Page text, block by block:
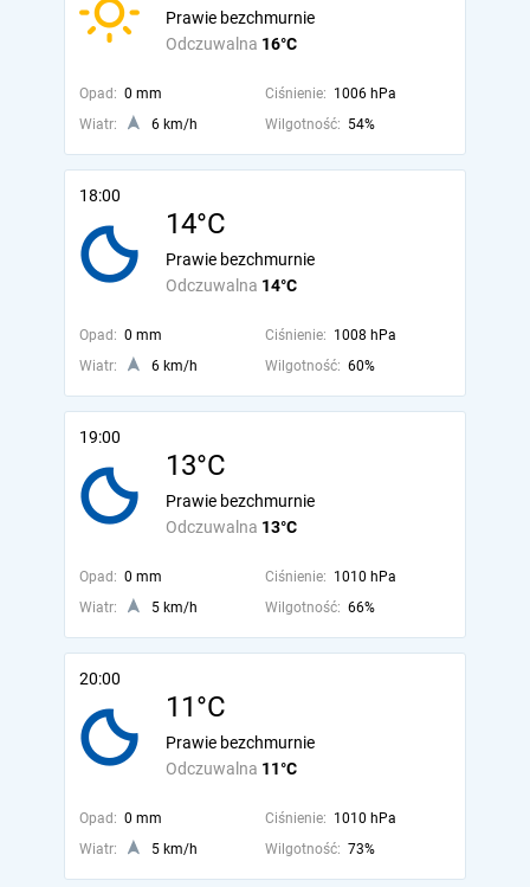
Odczuwalna 16°C
Prawie bezchmurnie
Opad: 0 mm Ciśnienie: 1006 hPa
Wiatr:
6 km/h Wilgotność: 54%
18:00
14°C
Odczuwalna 14°C
Prawie bezchmurnie
Opad: 0 mm Ciśnienie: 1008 hPa
Wiatr:
6 km/h Wilgotność: 60%
19:00
13°C
Odczuwalna 13°C
Prawie bezchmurnie
Opad: 0 mm Ciśnienie: 1010 hPa
Wiatr:
5 km/h Wilgotność: 66%
20:00
11°C
Odczuwalna 11°C
Prawie bezchmurnie
Opad: 0 mm Ciśnienie: 1010 hPa
Wiatr:
5 km/h Wilgotność: 73%